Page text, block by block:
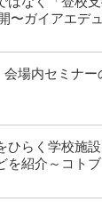
〜ガイアエデ
場内セミナ
ひらく学校施
を紹介～コト